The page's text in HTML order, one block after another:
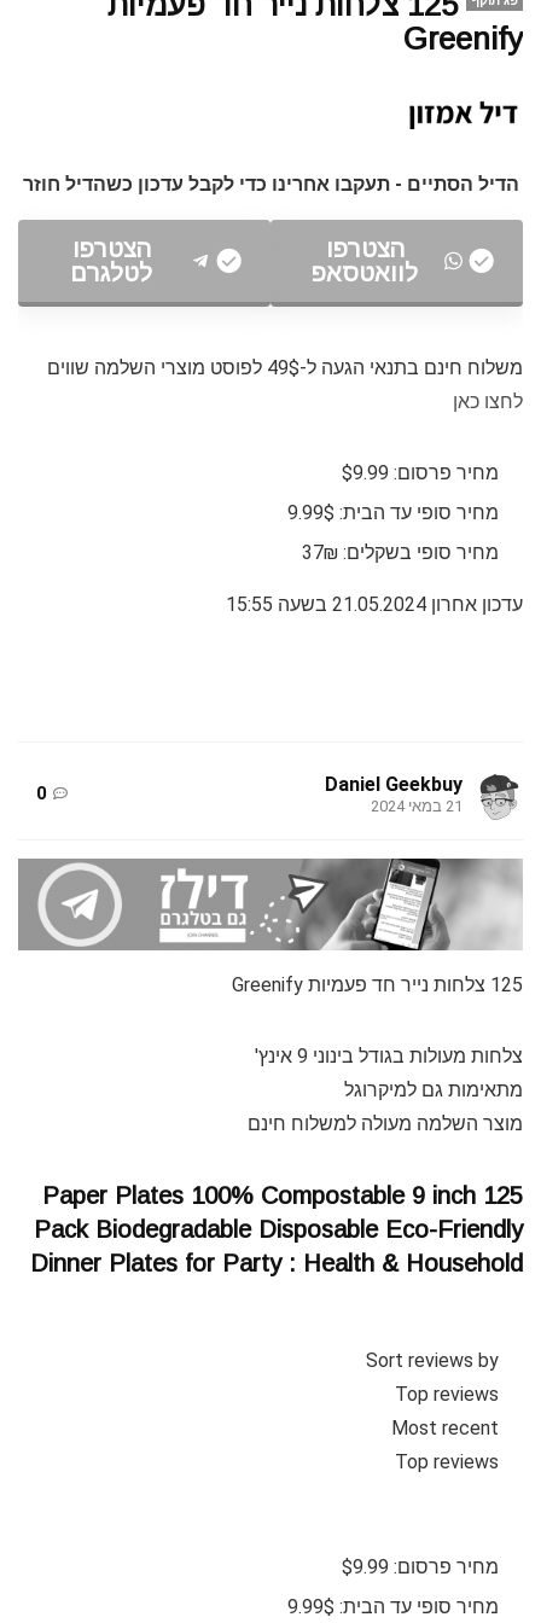
Greenify
הדיל הסתיים - תעקבו אחרינו כדי לקבל עדכון כשהדיל חוזר
הצטרפו
לוואטסאפ
הצטרפו
לטלגרם
משלוח חינם בתנאי הגעה ל-49$ לפוסט מוצרי השלמה שווים
לחצו כאן
מחיר פרסום: $9.99
מחיר סופי עד הבית: 9.99$
מחיר סופי בשקלים: 37₪
עדכון אחרון 21.05.2024 בשעה 15:55
Daniel Geekbuy
21 במאי 2024
0
125 צלחות נייר חד פעמיות Greenify
צלחות מעולות בגודל בינוני 9 אינץ'
מתאימות גם למיקרוגל
מוצר השלמה מעולה למשלוח חינם
Paper Plates 100% Compostable 9 inch 125
Pack Biodegradable Disposable Eco-Friendly
Dinner Plates for Party : Health & Household
Sort reviews by
Top reviews
Most recent
Top reviews
מחיר פרסום: $9.99
מחיר סופי עד הבית: 9.99$